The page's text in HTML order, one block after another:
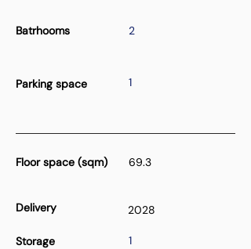
Batrhooms 2
Parking space 1
Floor space (sqm) 69.3
Delivery 2028
Storage 1